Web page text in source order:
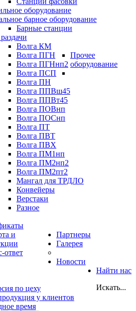
оборудование
барное оборудование
Барные станции
Волга КМ
Волга ПГН
Волга ПГНнп2
Волга ПСП
Волга ПН
Волга ППВш45
Волга ППВт45
Волга ПОВнп
Волга ПОСнп
Волга ПТ
Волга ПВТ
Волга ПВХ
Волга ПМ1нп
Волга ПМ2нп2
Волга ПМ2пт2
Прочее
оборудование
Мангал для ТРДЛО
Конвейеры
Верстаки
Разное
и
ответ
Партнеры
Галерея
по цеху
у клиентов
время
Новости
Найти нас
Искать...